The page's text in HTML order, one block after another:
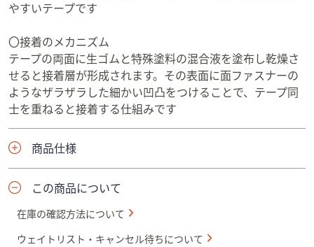
やすいテープです
〇接着のメカニズム
テープの両面に生ゴムと特殊塗料の混合液を塗布し乾燥さ
せると接着層が形成されます。その表面に面ファスナーの
ようなザラザラした細かい凹凸をつけることで、テープ同
士を重ねると接着する仕組みです
商品仕様
この商品について
在庫の確認方法について
ウェイトリスト・キャンセル待ちについて